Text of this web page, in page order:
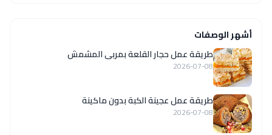
أشهر الوصفات
طريقة عمل حجار القلعة بمربى المشمش
2026-07-08
طريقة عمل عجينة الكبة بدون ماكينة
2026-07-08